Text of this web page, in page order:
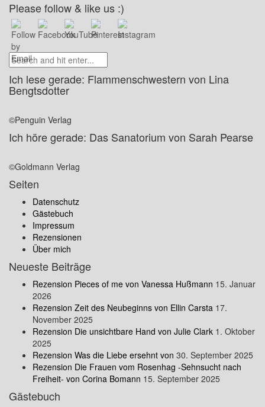
Please follow & like us :)
Ich lese gerade: Flammenschwestern von Lina
Bengtsdotter
©Penguin Verlag
Ich höre gerade: Das Sanatorium von Sarah Pearse
©Goldmann Verlag
Seiten
Datenschutz
Gästebuch
Impressum
Rezensionen
Über mich
Neueste Beiträge
Rezension Pieces of me von Vanessa Hußmann 15. Januar
2026
Rezension Zeit des Neubeginns von Ellin Carsta 17.
November 2025
Rezension Die unsichtbare Hand von Julie Clark 1. Oktober
2025
Rezension Was die Liebe ersehnt von 30. September 2025
Rezension Die Frauen vom Rosenhag -Sehnsucht nach
Freiheit- von Corina Bomann 15. September 2025
Gästebuch